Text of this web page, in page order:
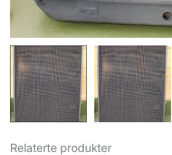
Relaterte produkter